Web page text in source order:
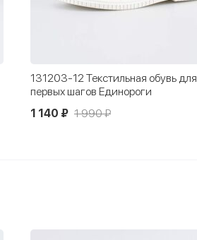
131203-12 Текстильная обувь для
первых шагов Единороги
1 140 ₽ 1 990 ₽